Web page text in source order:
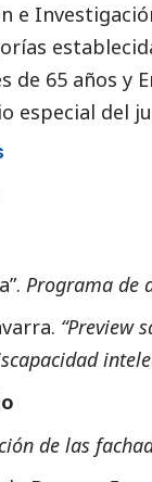
e
de 65 años y
especial del
Programa de
“Preview
de las